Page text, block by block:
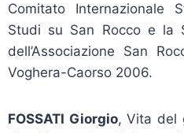
Comitato Internazionale
Studi su San Rocco e la
dell’Associazione San
Voghera-Caorso 2006.
FOSSATI Giorgio, Vita del